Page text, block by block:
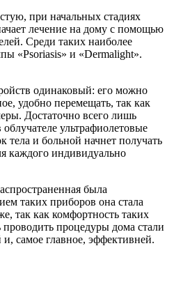
при начальных стадиях
лечение на дому с помощью
Среди таких наиболее
«Psoriasis» и «Dermalight».
одинаковый: его можно
удобно перемещать, так как
Достаточно всего лишь
ультрафиолетовые
тела и больной начнет получать
каждого индивидуально
была
таких приборов она стала
так как комфортность таких
процедуры дома стали
самое главное, эффективней.